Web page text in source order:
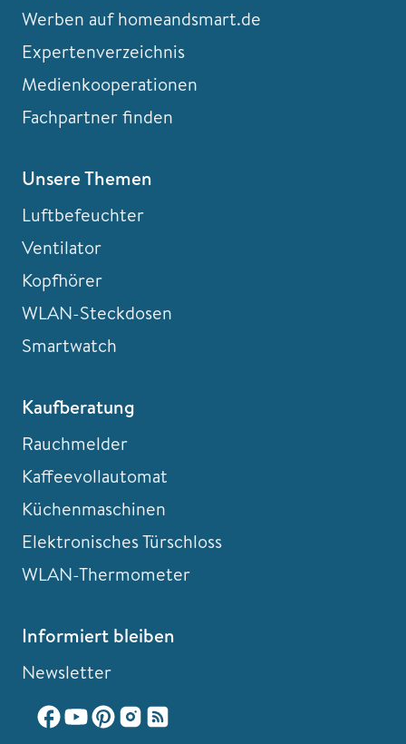
Werben auf homeandsmart.de
Expertenverzeichnis
Medienkooperationen
Fachpartner finden
Unsere Themen
Luftbefeuchter
Ventilator
Kopfhörer
WLAN-Steckdosen
Smartwatch
Kaufberatung
Rauchmelder
Kaffeevollautomat
Küchenmaschinen
Elektronisches Türschloss
WLAN-Thermometer
Informiert bleiben
Newsletter